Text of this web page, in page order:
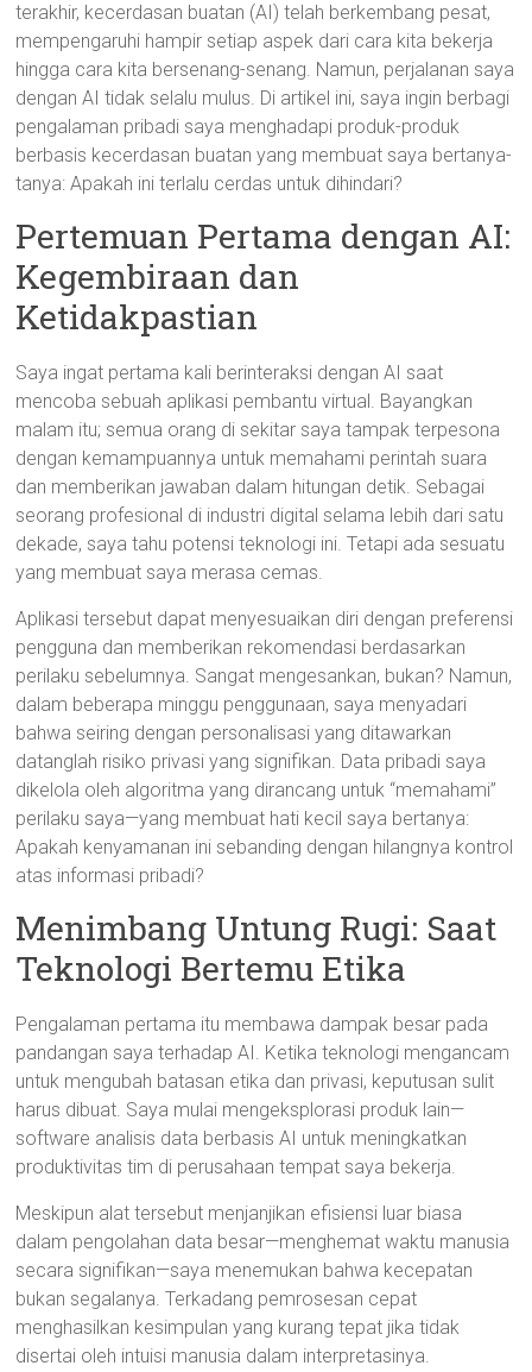
terakhir, kecerdasan buatan (AI) telah berkembang pesat,
mempengaruhi hampir setiap aspek dari cara kita bekerja
hingga cara kita bersenang-senang. Namun, perjalanan saya
dengan AI tidak selalu mulus. Di artikel ini, saya ingin berbagi
pengalaman pribadi saya menghadapi produk-produk
berbasis kecerdasan buatan yang membuat saya bertanya-
tanya: Apakah ini terlalu cerdas untuk dihindari?
Pertemuan Pertama dengan AI:
Kegembiraan dan
Ketidakpastian
Saya ingat pertama kali berinteraksi dengan AI saat
mencoba sebuah aplikasi pembantu virtual. Bayangkan
malam itu; semua orang di sekitar saya tampak terpesona
dengan kemampuannya untuk memahami perintah suara
dan memberikan jawaban dalam hitungan detik. Sebagai
seorang profesional di industri digital selama lebih dari satu
dekade, saya tahu potensi teknologi ini. Tetapi ada sesuatu
yang membuat saya merasa cemas.
Aplikasi tersebut dapat menyesuaikan diri dengan preferensi
pengguna dan memberikan rekomendasi berdasarkan
perilaku sebelumnya. Sangat mengesankan, bukan? Namun,
dalam beberapa minggu penggunaan, saya menyadari
bahwa seiring dengan personalisasi yang ditawarkan
datanglah risiko privasi yang signifikan. Data pribadi saya
dikelola oleh algoritma yang dirancang untuk “memahami”
perilaku saya—yang membuat hati kecil saya bertanya:
Apakah kenyamanan ini sebanding dengan hilangnya kontrol
atas informasi pribadi?
Menimbang Untung Rugi: Saat
Teknologi Bertemu Etika
Pengalaman pertama itu membawa dampak besar pada
pandangan saya terhadap AI. Ketika teknologi mengancam
untuk mengubah batasan etika dan privasi, keputusan sulit
harus dibuat. Saya mulai mengeksplorasi produk lain—
software analisis data berbasis AI untuk meningkatkan
produktivitas tim di perusahaan tempat saya bekerja.
Meskipun alat tersebut menjanjikan efisiensi luar biasa
dalam pengolahan data besar—menghemat waktu manusia
secara signifikan—saya menemukan bahwa kecepatan
bukan segalanya. Terkadang pemrosesan cepat
menghasilkan kesimpulan yang kurang tepat jika tidak
disertai oleh intuisi manusia dalam interpretasinya.